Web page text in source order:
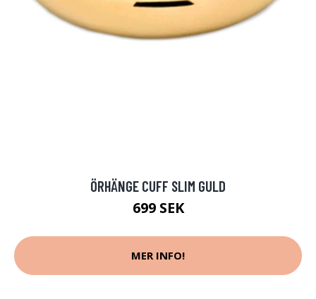
ÖRHÄNGE CUFF SLIM GULD
699 SEK
MER INFO!